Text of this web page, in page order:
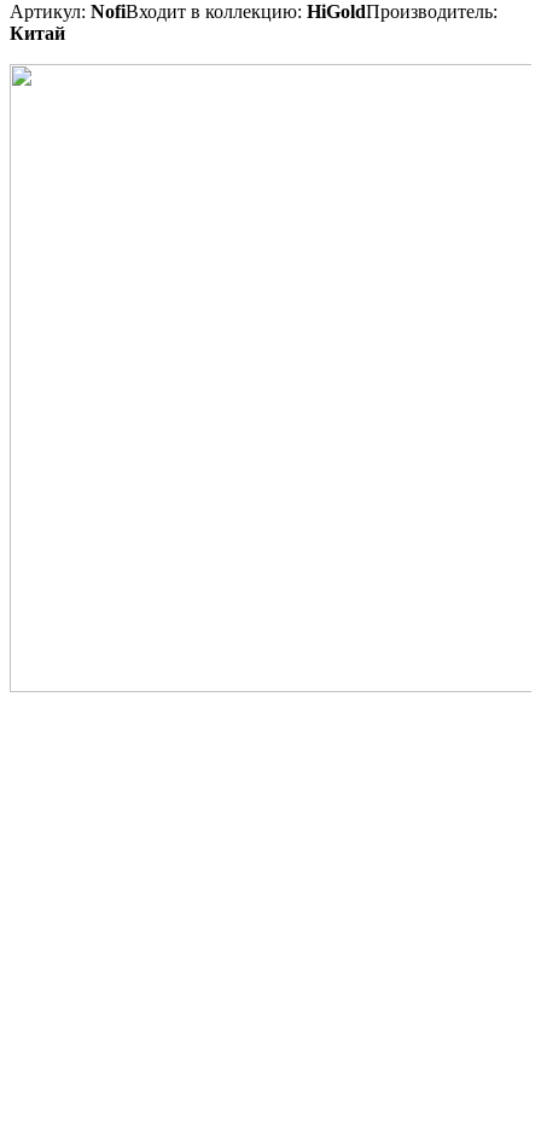
Артикул: NofiВходит в коллекцию: HiGoldПроизводитель:
Китай